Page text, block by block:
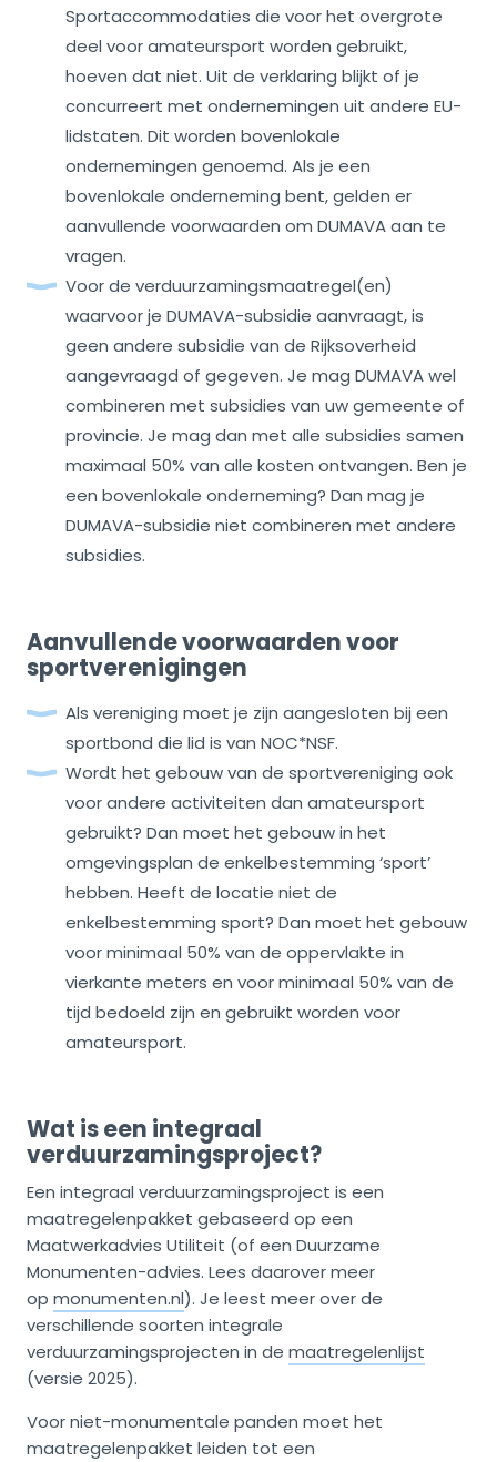
Sportaccommodaties die voor het overgrote
deel voor amateursport worden gebruikt,
hoeven dat niet. Uit de verklaring blijkt of je
concurreert met ondernemingen uit andere EU-
lidstaten. Dit worden bovenlokale
ondernemingen genoemd. Als je een
bovenlokale onderneming bent, gelden er
aanvullende voorwaarden om DUMAVA aan te
vragen.
Voor de verduurzamingsmaatregel(en)
waarvoor je DUMAVA-subsidie aanvraagt, is
geen andere subsidie van de Rijksoverheid
aangevraagd of gegeven. Je mag DUMAVA wel
combineren met subsidies van uw gemeente of
provincie. Je mag dan met alle subsidies samen
maximaal 50% van alle kosten ontvangen. Ben je
een bovenlokale onderneming? Dan mag je
DUMAVA-subsidie niet combineren met andere
subsidies.
Aanvullende voorwaarden voor
sportverenigingen
Als vereniging moet je zijn aangesloten bij een
sportbond die lid is van NOC*NSF.
Wordt het gebouw van de sportvereniging ook
voor andere activiteiten dan amateursport
gebruikt? Dan moet het gebouw in het
omgevingsplan de enkelbestemming ‘sport’
hebben. Heeft de locatie niet de
enkelbestemming sport? Dan moet het gebouw
voor minimaal 50% van de oppervlakte in
vierkante meters en voor minimaal 50% van de
tijd bedoeld zijn en gebruikt worden voor
amateursport.
Wat is een integraal
verduurzamingsproject?
Een integraal verduurzamingsproject is een
maatregelenpakket gebaseerd op een
Maatwerkadvies Utiliteit (of een Duurzame
Monumenten-advies. Lees daarover meer
op monumenten.nl). Je leest meer over de
verschillende soorten integrale
verduurzamingsprojecten in de maatregelenlijst
(versie 2025).
Voor niet-monumentale panden moet het
maatregelenpakket leiden tot een